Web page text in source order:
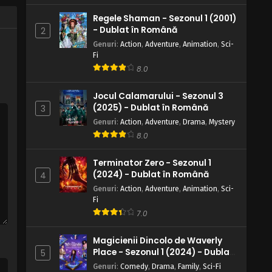
Clanului Fuma
Eps 137 - Un oraș de proscriși: Umbra
Clanului Fuma - 28 August, 2025
Naruto – Sezonul 1 Episodul 136 –
Eps 136 - Refugiu adânc: O super misiune
de rang S - 28 August, 2025
Naruto – Sezonul 1 Episodul 135 –
îndeplinită
Eps 135 - Promisiunea care n-a putut fi
îndeplinită - 28 August, 2025
Sfârșitul lacrimilor
2025
Naruto – Sezonul 1 Episodul 133 – O
2
Regele Shaman - Sezonul 1 (2001)
- Dublat în Română
Genuri: Action, Adventure, Animation, Sci-
Fi
8.0
3
Jocul Calamarului - Sezonul 3
(2025) - Dublat în Română
Genuri: Action, Adventure, Drama, Mystery
8.0
4
Terminator Zero - Sezonul 1
(2024) - Dublat în Română
Genuri: Action, Adventure, Animation, Sci-
Fi
7.0
5
Magicienii Dincolo de Waverly
Place - Sezonul 1 (2024) - Dublat
în Română
Genuri: Comedy, Drama, Family, Sci-Fi